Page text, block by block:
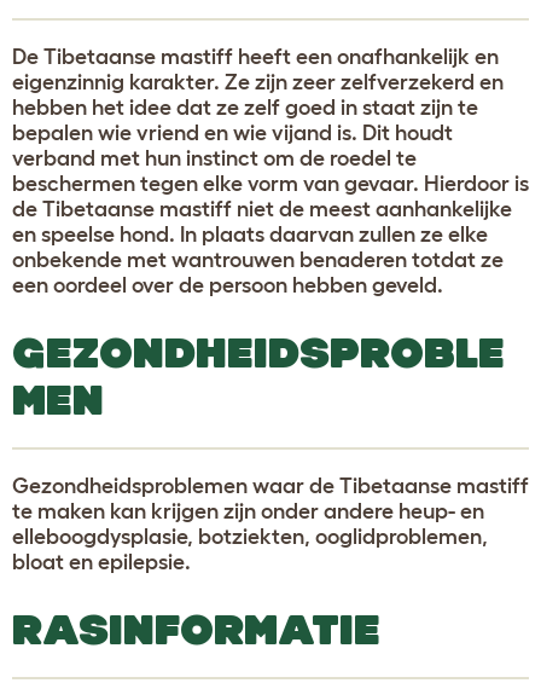
De Tibetaanse mastiff heeft een onafhankelijk en
eigenzinnig karakter. Ze zijn zeer zelfverzekerd en
hebben het idee dat ze zelf goed in staat zijn te
bepalen wie vriend en wie vijand is. Dit houdt
verband met hun instinct om de roedel te
beschermen tegen elke vorm van gevaar. Hierdoor is
de Tibetaanse mastiff niet de meest aanhankelijke
en speelse hond. In plaats daarvan zullen ze elke
onbekende met wantrouwen benaderen totdat ze
een oordeel over de persoon hebben geveld.
GEZONDHEIDSPROBLE
MEN
Gezondheidsproblemen waar de Tibetaanse mastiff
te maken kan krijgen zijn onder andere heup- en
elleboogdysplasie, botziekten, ooglidproblemen,
bloat en epilepsie.
RASINFORMATIE